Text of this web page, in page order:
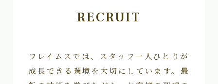
RECRUIT
フレイムスでは、スタッフ一人ひとりが
成長できる環境を大切にしています。最